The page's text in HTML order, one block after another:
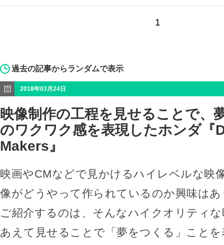
1
過去の記事からランダムで表示
2018年03月24日
映像制作の工程を見せることで、
のワクワク感を表現したホンダ『
Makers』
映画やCMなどで見かけるハイレベルな映
像がどうやって作られているのか興味は
ご紹介するのは、そんなハイクオリティ
あえて見せることで「夢をつくる」こと